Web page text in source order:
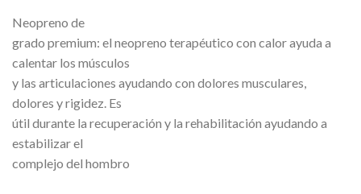
Neopreno de
grado premium: el neopreno terapéutico con calor ayuda a
calentar los músculos
y las articulaciones ayudando con dolores musculares,
dolores y rigidez. Es
útil durante la recuperación y la rehabilitación ayudando a
estabilizar el
complejo del hombro